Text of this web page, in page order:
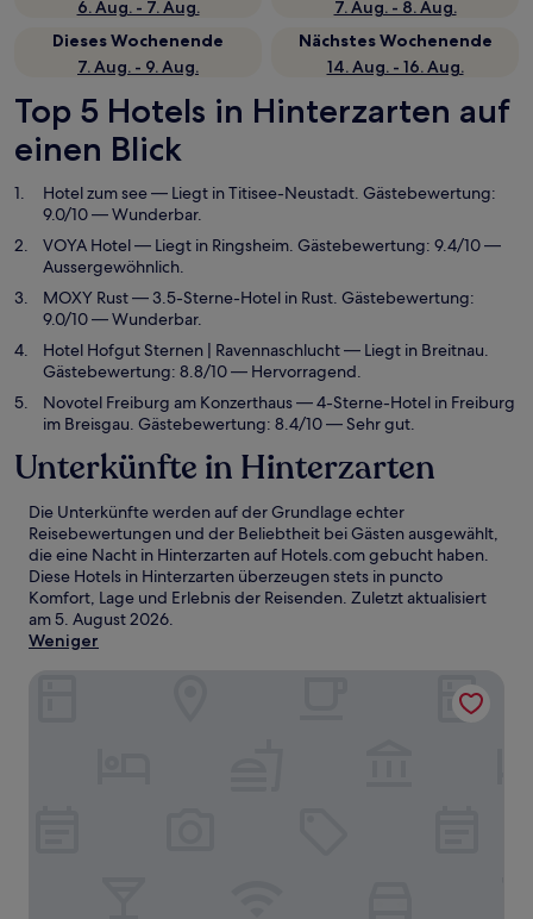
6. Aug. - 7. Aug.
7. Aug. - 8. Aug.
Dieses Wochenende
7. Aug. - 9. Aug.
Nächstes Wochenende
14. Aug. - 16. Aug.
Top 5 Hotels in Hinterzarten auf
einen Blick
Hotel zum see— Liegt in Titisee-Neustadt. Gästebewertung:
9.0/10 — Wunderbar.
VOYA Hotel— Liegt in Ringsheim. Gästebewertung: 9.4/10 —
Aussergewöhnlich.
MOXY Rust— 3.5-Sterne-Hotel in Rust. Gästebewertung:
9.0/10 — Wunderbar.
Hotel Hofgut Sternen | Ravennaschlucht— Liegt in Breitnau.
Gästebewertung: 8.8/10 — Hervorragend.
Novotel Freiburg am Konzerthaus— 4-Sterne-Hotel in Freiburg
im Breisgau. Gästebewertung: 8.4/10 — Sehr gut.
Unterkünfte in Hinterzarten
Die Unterkünfte werden auf der Grundlage echter
Reisebewertungen und der Beliebtheit bei Gästen ausgewählt,
die eine Nacht in Hinterzarten auf Hotels.com gebucht haben.
Diese Hotels in Hinterzarten überzeugen stets in puncto
Komfort, Lage und Erlebnis der Reisenden. Zuletzt aktualisiert
am5. August 2026.
Weniger